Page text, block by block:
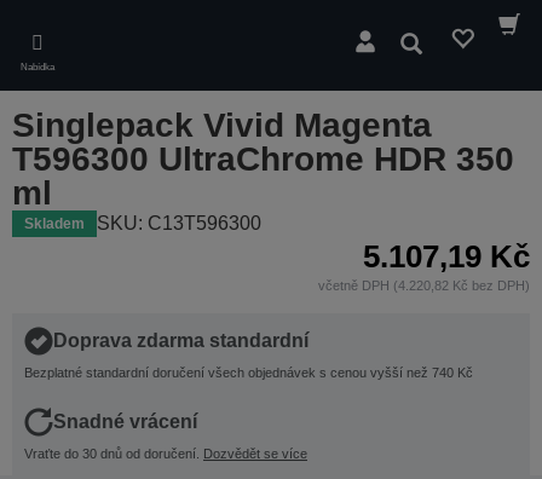
main
content
Nabídka
Hledat
Singlepack Vivid Magenta
T596300 UltraChrome HDR 350
ml
Skladem SKU: C13T596300
5.107,19 Kč
včetně DPH (4.220,82 Kč bez DPH)
Doprava zdarma standardní
Bezplatné standardní doručení všech objednávek s cenou vyšší než 740 Kč
Snadné vrácení
Vraťte do 30 dnů od doručení. Dozvědět se více